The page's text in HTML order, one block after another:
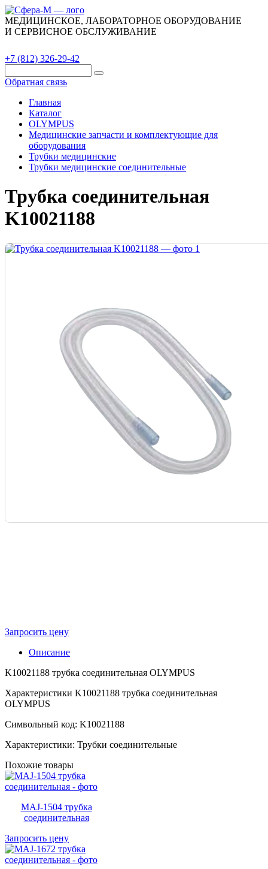
МЕДИЦИНСКОЕ, ЛАБОРАТОРНОЕ ОБОРУДОВАНИЕ
И СЕРВИСНОЕ ОБСЛУЖИВАНИЕ
+7 (812) 326-29-42
Обратная связь
Главная
Каталог
OLYMPUS
Медицинские запчасти и комплектующие для
оборудования
Трубки медицинские
Трубки медицинские соединительные
Трубка соединительная
K10021188
Запросить цену
Описание
K10021188 трубка соединительная OLYMPUS
Характеристики K10021188 трубка соединительная
OLYMPUS
Символьный код: K10021188
Характеристики: Трубки соединительные
Похожие товары
MAJ-1504 трубка
соединительная
Запросить цену